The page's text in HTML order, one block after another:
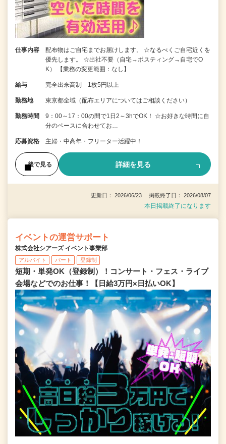
仕事内容
配布物はご自宅までお届けします。 ☆なるべくご自宅近くを
優先します。 ☆出社不要（自宅→ポスティング→自宅でO
K） 【業務の変更範囲：なし】
給与 完全出来高制 1枚5円以上
勤務地 東京都全域（配布エリアについてはご相談ください）
勤務時間
9：00～17：00の間で1日2～3hでOK！ ☆お好きな時間に自
分のペースに合わせてお…
応募資格 主婦・中高年・フリーター活躍中！
後で見る 詳細を見る
更新日： 2026/06/23 掲載終了日： 2026/08/07
本日掲載終了になります
イベントの運営サポート
株式会社シアーズ イベント事業部
アルバイト パート 登録制
短期・単発OK（登録制）！コンサート・フェス・ライブ
会場などでのお仕事！【日給3万円×日払いOK】